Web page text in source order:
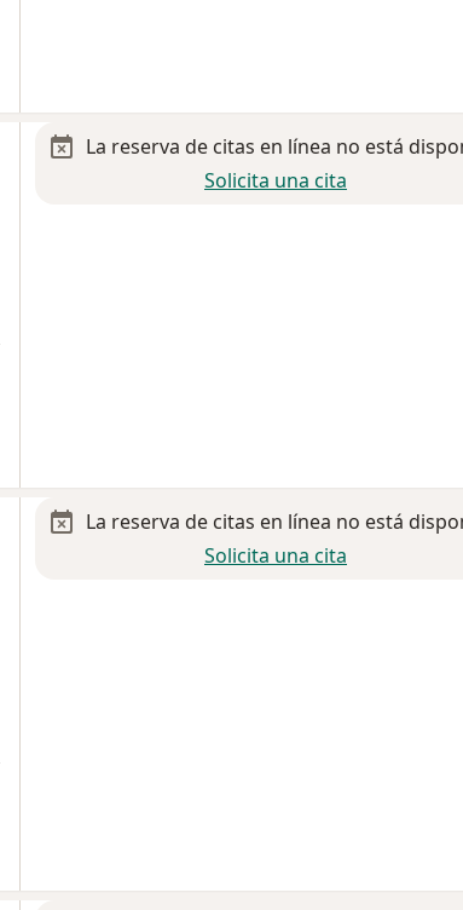
La reserva de citas en línea no está
Solicita una cita
La reserva de citas en línea no está
Solicita una cita